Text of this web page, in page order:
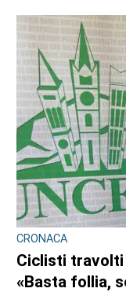
CRONACA
Ciclisti travolti
«Basta follia,